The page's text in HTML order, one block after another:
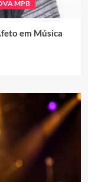
MPB
em Música